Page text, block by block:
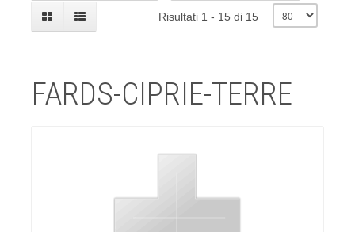
Risultati 1 - 15 di 15
FARDS-CIPRIE-TERRE